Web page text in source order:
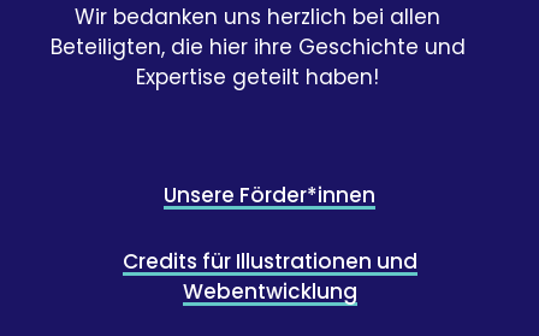
Wir bedanken uns herzlich bei allen
Beteiligten, die hier ihre Geschichte und
Expertise geteilt haben!
Unsere Förder*innen
Credits für Illustrationen und
Webentwicklung